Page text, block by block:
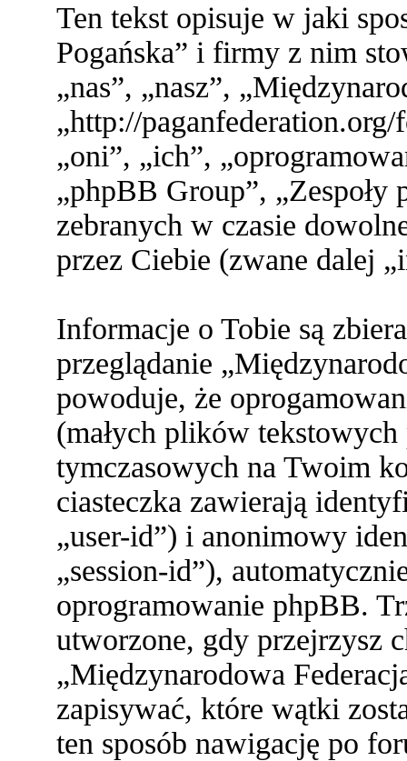
Ten tekst opisuje w jaki
Pogańska” i firmy z nim
„nas”, „nasz”,
„http://
„oni”, „ich”,
„phpBB Group”,
zebranych w czasie
przez Ciebie (zwane dalej
Informacje o Tobie są
przeglądanie
powoduje, że
(małych plików
tymczasowych na Twoim
ciasteczka zawierają
„user-id”) i anonimowy
„session-id”),
oprogramowanie phpBB.
utworzone, gdy przejrzysz
„Międzynarodowa
zapisywać, które wątki
ten sposób nawigację po